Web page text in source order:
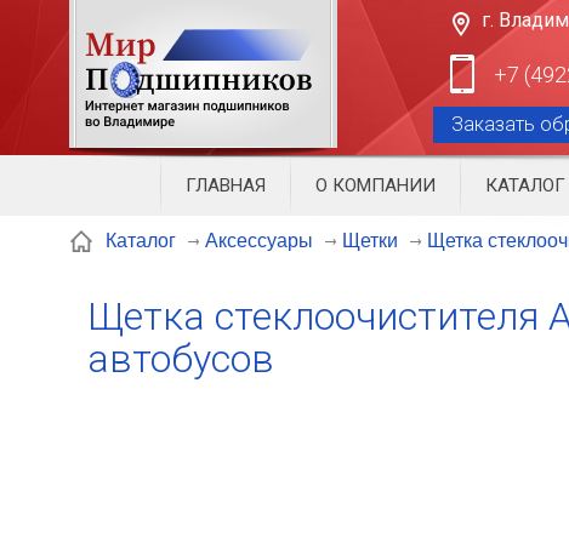
г.
+7
Заказать
ГЛАВНАЯ О КОМПАНИИ КАТАЛОГ
Каталог Аксессуары Щетки Щетка
Щетка стеклоочистителя
автобусов